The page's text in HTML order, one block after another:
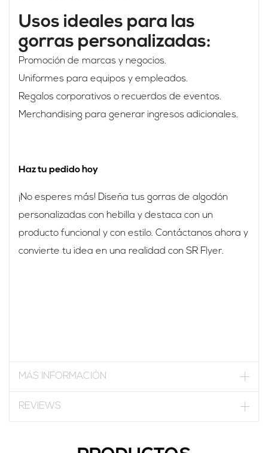
Usos ideales para las
gorras personalizadas:
Promoción de marcas y negocios.
Uniformes para equipos y empleados.
Regalos corporativos o recuerdos de eventos.
Merchandising para generar ingresos adicionales.
Haz tu pedido hoy
¡No esperes más! Diseña tus gorras de algodón
personalizadas con hebilla y destaca con un
producto funcional y con estilo. Contáctanos ahora y
convierte tu idea en una realidad con SR Flyer.
MÁS INFORMACIÓN
REVIEWS